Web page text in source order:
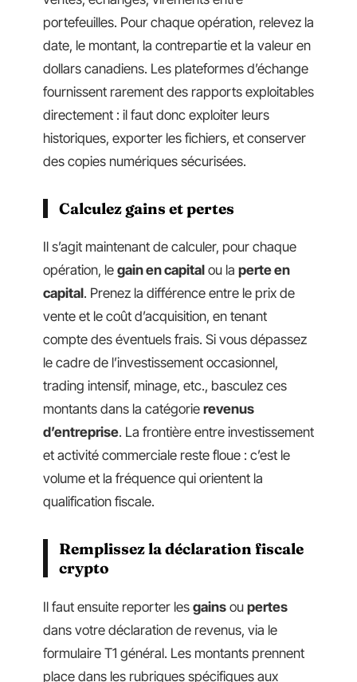
portefeuilles. Pour chaque opération, relevez la
date, le montant, la contrepartie et la valeur en
dollars canadiens. Les plateformes d’échange
fournissent rarement des rapports exploitables
directement : il faut donc exploiter leurs
historiques, exporter les fichiers, et conserver
des copies numériques sécurisées.
Calculez gains et pertes
Il s’agit maintenant de calculer, pour chaque
opération, le gain en capital ou la perte en
capital. Prenez la différence entre le prix de
vente et le coût d’acquisition, en tenant
compte des éventuels frais. Si vous dépassez
le cadre de l’investissement occasionnel,
trading intensif, minage, etc., basculez ces
montants dans la catégorie revenus
d’entreprise. La frontière entre investissement
et activité commerciale reste floue : c’est le
volume et la fréquence qui orientent la
qualification fiscale.
Remplissez la déclaration fiscale
crypto
Il faut ensuite reporter les gains ou pertes
dans votre déclaration de revenus, via le
formulaire T1 général. Les montants prennent
place dans les rubriques spécifiques aux